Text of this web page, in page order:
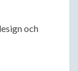
och